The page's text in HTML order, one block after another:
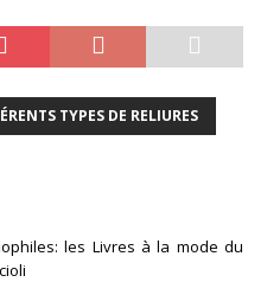
TYPES DE RELIURES
les Livres à la mode du